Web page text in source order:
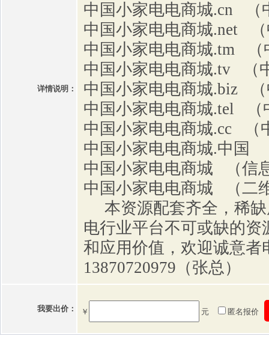
详情说明：
中国小家电电商城.cn （
中国小家电电商城.net
中国小家电电商城.tm （
中国小家电电商城.tv （
中国小家电电商城.biz
中国小家电电商城.tel （
中国小家电电商城.cc （
中国小家电电商城.中国
中国小家电电商城 （信
中国小家电电商城 （二
本资源配套齐全，稀缺
电行业平台不可或缺的资
和应用价值，欢迎诚意者
13870720979（张总）
我要出价： ￥ 元 匿名报价